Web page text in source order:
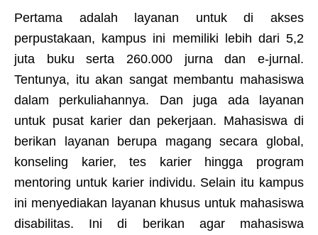
Pertama adalah layanan untuk di akses
perpustakaan, kampus ini memiliki lebih dari 5,2
juta buku serta 260.000 jurna dan e-jurnal.
Tentunya, itu akan sangat membantu mahasiswa
dalam perkuliahannya. Dan juga ada layanan
untuk pusat karier dan pekerjaan. Mahasiswa di
berikan layanan berupa magang secara global,
konseling karier, tes karier hingga program
mentoring untuk karier individu. Selain itu kampus
ini menyediakan layanan khusus untuk mahasiswa
disabilitas. Ini di berikan agar mahasiswa